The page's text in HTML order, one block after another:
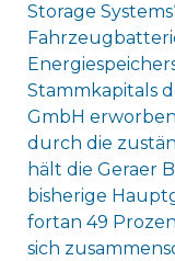
Storage
Stammkapitals
GmbH
durch die
hält die Geraer
bisherige
fortan 49
sich